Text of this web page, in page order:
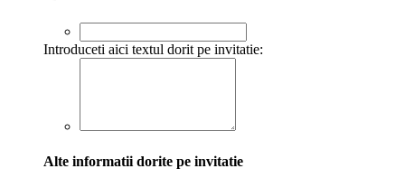
Introduceti aici textul dorit pe invitatie:
Alte informatii dorite pe invitatie